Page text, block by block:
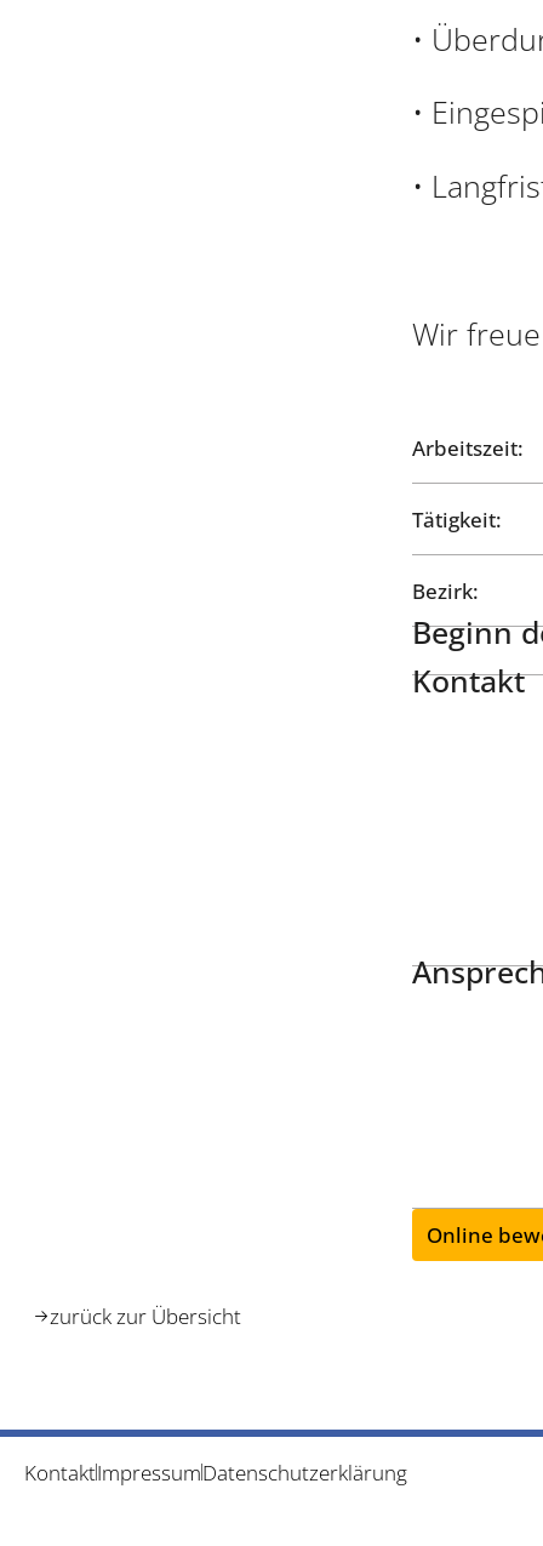
•
•
•
Wir
Arbeitszeit:
Tätigkeit:
Bezirk:
Beginn
Kontakt
Online
zurück zur Übersicht
KontaktImpressumDatenschutzerklärung